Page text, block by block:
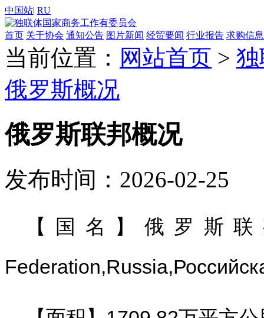
中国站| RU
首页 关于协会 通知公告 图片新闻 经贸要闻 行业报告 求购信息
当前位置： 网站首页 >
俄罗斯概况
俄罗斯联邦概况
发布时间：2026-02-25
【国名】俄罗斯